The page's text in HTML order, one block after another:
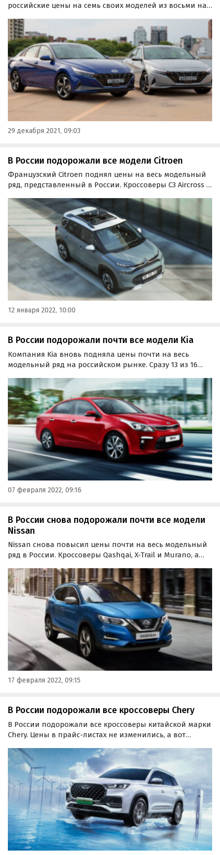
российские цены на семь своих моделей из восьми на
ходе мониторинга прайс-листов южнокорейского
автопроизводителя.
29 декабря 2021, 09:03
В России подорожали все модели Citroen
Французский Citroen поднял цены на весь модельный
ряд, представленный в России. Кроссоверы C3 Aircross и
минивэн SpaceTourer подорожали в начале января на
98 – 138 тысяч рублей.
12 января 2022, 10:00
В России подорожали почти все модели Kia
Компания Kia вновь подняла цены почти на весь
модельный ряд на российском рынке. Сразу 13 из 16
этом издание «Автоновости дня» узнало в ходе
мониторинга прайс-листов корейского
автопроизводителя.
07 февраля 2022, 09:16
В России снова подорожали почти все модели
Nissan
Nissan снова повысил цены почти на весь модельный
ряд в России. Кроссоверы Qashqai, X-Trail и Murano, а
тысяч рублей.
17 февраля 2022, 09:15
В России подорожали все кроссоверы Chery
В России подорожали все кроссоверы китайской марки
Chery. Цены в прайс-листах не изменились, а вот
уменьшились на 20-50 тыс. рублей или 0,8-1,4%,
сообщает портал «Автоновости дня».